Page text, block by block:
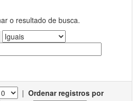
o resultado de busca.
| Ordenar registros por